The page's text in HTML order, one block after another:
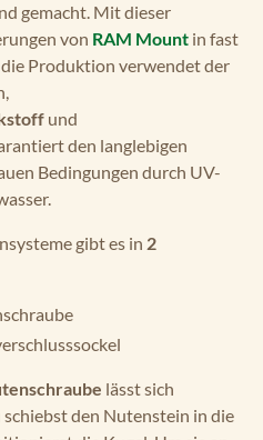
gemacht. Mit dieser
von RAM Mount in fast
Produktion verwendet der
und
den langlebigen
Bedingungen durch UV-
gibt es in 2
lässt sich
den Nutenstein in die